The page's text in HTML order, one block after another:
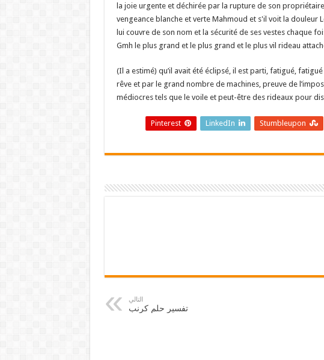
la joie urgente et déchirée par la rupture de son
vengeance blanche et verte Mahmoud et s'il voit la douleur
lui couvre de son nom et la sécurité de ses vestes chaque
Gmh le plus grand et le plus grand et le plus vil rideau
(Il a estimé) qu’il avait été éclipsé, il est parti, fatigué,
rêve et par le grand nombre de machines, preuve de
médiocres tels que le voile et peut-être des rideaux pour
Stumbleupon
LinkedIn
Pinterest
التالي
تفسير حلم كرنب